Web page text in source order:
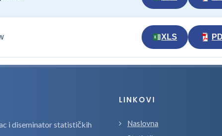
XLS
i diseminator statističkih
LINKOVI
Naslovna